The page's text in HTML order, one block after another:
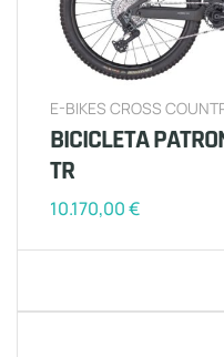
E-BIKES CROSS
BICICLETA
TR
10.170,00€